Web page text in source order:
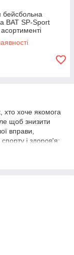
бейсбольна
BAT SP-Sport
хто хоче якомога
щоб знизити
вправи,
і здоров'я:
і знизять ризик
які товари для
дві категорії: